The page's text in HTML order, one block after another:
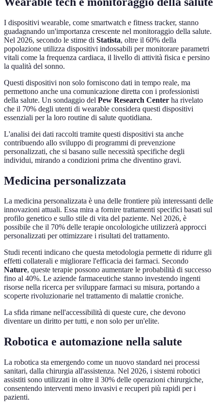
I dispositivi wearable, come smartwatch e fitness tracker, stanno
guadagnando un'importanza crescente nel monitoraggio della salute.
Nel 2026, secondo le stime di Statista, oltre il 60% della
popolazione utilizza dispositivi indossabili per monitorare parametri
vitali come la frequenza cardiaca, il livello di attività fisica e persino
la qualità del sonno.
Questi dispositivi non solo forniscono dati in tempo reale, ma
permettono anche una comunicazione diretta con i professionisti
della salute. Un sondaggio del Pew Research Center ha rivelato
che il 70% degli utenti di wearable considera questi dispositivi
essenziali per la loro routine di salute quotidiana.
L'analisi dei dati raccolti tramite questi dispositivi sta anche
contribuendo allo sviluppo di programmi di prevenzione
personalizzati, che si basano sulle necessità specifiche degli
individui, mirando a condizioni prima che diventino gravi.
Medicina personalizzata
La medicina personalizzata è una delle frontiere più interessanti delle
innovazioni attuali. Essa mira a fornire trattamenti specifici basati sul
profilo genetico e sullo stile di vita del paziente. Nel 2026, è
possibile che il 70% delle terapie oncolologiche utilizzerà approcci
personalizzati per ottimizzare i risultati del trattamento.
Studi recenti indicano che questa metodologia permette di ridurre gli
effetti collaterali e migliorare l'efficacia dei farmaci. Secondo
Nature, queste terapie possono aumentare le probabilità di successo
fino al 40%. Le aziende farmaceutiche stanno investendo ingenti
risorse nella ricerca per sviluppare farmaci su misura, portando a
scoperte rivoluzionarie nel trattamento di malattie croniche.
La sfida rimane nell'accessibilità di queste cure, che devono
diventare un diritto per tutti, e non solo per un'elite.
Robotica e automazione nella salute
La robotica sta emergendo come un nuovo standard nei processi
sanitari, dalla chirurgia all'assistenza. Nel 2026, i sistemi robotici
assistiti sono utilizzati in oltre il 30% delle operazioni chirurgiche,
consentendo interventi meno invasivi e recuperi più rapidi per i
pazienti.